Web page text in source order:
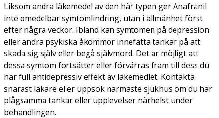
Liksom andra läkemedel av den här typen ger Anafranil
inte omedelbar symtomlindring, utan i allmänhet först
efter några veckor. Ibland kan symtomen på depression
eller andra psykiska åkommor innefatta tankar på att
skada sig själv eller begå självmord. Det är möjligt att
dessa symtom fortsätter eller förvärras fram till dess du
har full antidepressiv effekt av läkemedlet. Kontakta
snarast läkare eller uppsök närmaste sjukhus om du har
plågsamma tankar eller upplevelser närhelst under
behandlingen.